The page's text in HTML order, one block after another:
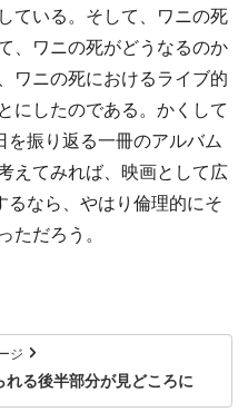
ている。そして、ワニの死
、ワニの死がどうなるのか
ワニの死におけるライブ的
にしたのである。かくして
振り返る一冊のアルバム
えてみれば、映画として広
るなら、やはり倫理的にそ
ただろう。
ジ
る後半部分が見どころに